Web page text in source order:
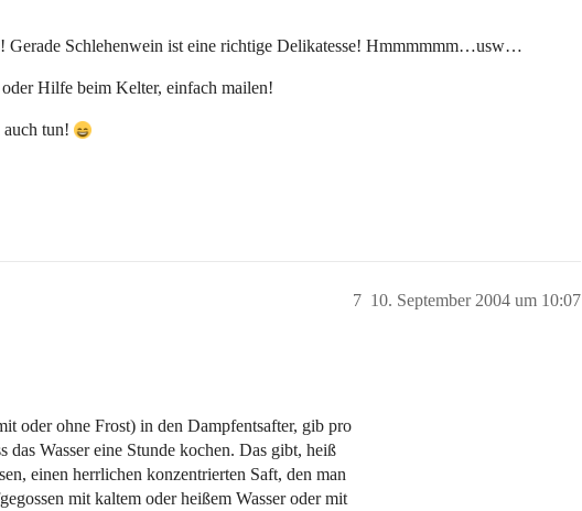
Gerade Schlehenwein ist eine richtige Delikatesse! Hmmmmmm…usw…
Hilfe beim Kelter, einfach mailen!
tun!
10. September 2004 um 10:07
7
oder ohne Frost) in den Dampfentsafter, gib pro
das Wasser eine Stunde kochen. Das gibt, heiß
einen herrlichen konzentrierten Saft, den man
mit kaltem oder heißem Wasser oder mit